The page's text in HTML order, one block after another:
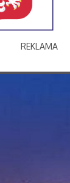
REKLAMA